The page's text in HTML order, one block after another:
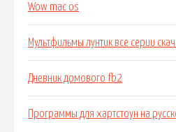
Wow mac os
Мультфильмы лунтик все серии
Дневник домового fb2
Программы для хартстоун на